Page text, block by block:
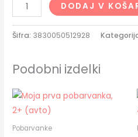
DODAJ V
Šifra: 3830050512928
Podobni izdelki
Pobarvanke